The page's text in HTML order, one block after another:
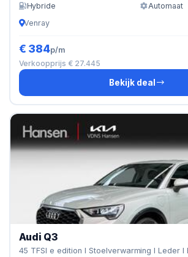
Hybride
Automaat
Venray
€ 384p/m
Verkoopprijs € 27.445
Bekijk deal
Audi Q3
45 TFSI e edition I Stoelverwarming I Leder I